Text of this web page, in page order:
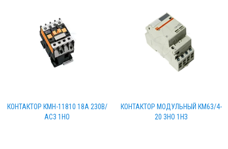
КОНТАКТОР КМН-11810 18А 230В/
АС3 1НO
КОНТАКТОР МОДУЛЬНЫЙ КМ63/4-
20 3НО 1НЗ